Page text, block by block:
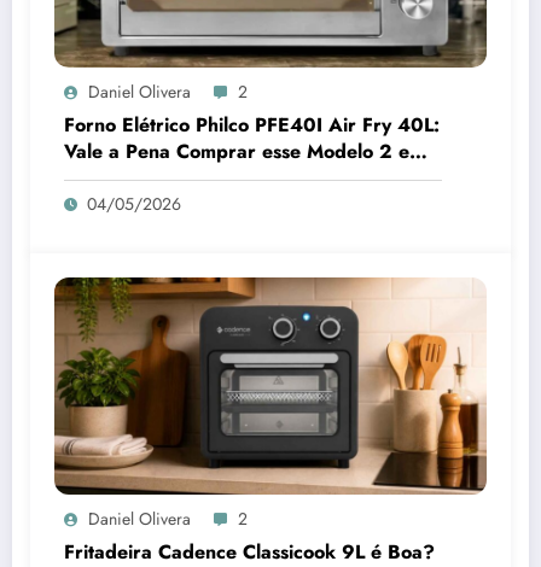
Daniel Olivera 2
Forno Elétrico Philco PFE40I Air Fry 40L:
Vale a Pena Comprar esse Modelo 2 em 1
para sua Cozinha em 2026?
04/05/2026
Daniel Olivera 2
Fritadeira Cadence Classicook 9L é Boa?